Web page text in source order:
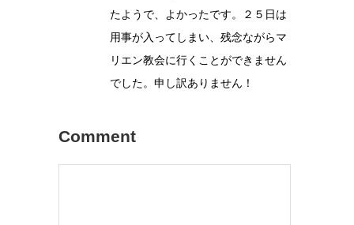
たようで、よかったです。２５日は
用事が入ってしまい、残念ながらマ
リエン教会に行くことができません
でした。申し訳ありません！
Comment